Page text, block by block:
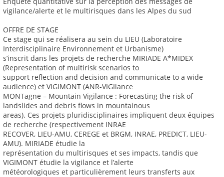
vigilance/alerte et le multirisques dans les Alpes du sud
OFFRE DE STAGE
Ce stage qui se réalisera au sein du LIEU (Laboratoire
Interdisciplinaire Environnement et Urbanisme)
s’inscrit dans les projets de recherche MIRIADE A*MIDEX
(Representation of multirisk scenarios to
support reflection and decision and communicate to a wide
audience) et VIGIMONT (ANR-VIGIlance
MONTagne – Mountain Vigilance : Forecasting the risk of
landslides and debris flows in mountainous
areas). Ces projets pluridisciplinaires impliquent deux équipes
de recherche (respectivement INRAE
RECOVER, LIEU-AMU, CEREGE et BRGM, INRAE, PREDICT, LIEU-
AMU). MIRIADE étudie la
représentation du multirisques et ses impacts, tandis que
VIGIMONT étudie la vigilance et l’alerte
météorologiques et particulièrement leurs transferts aux